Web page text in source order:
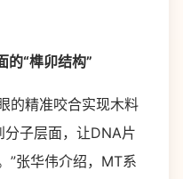
“榫卯结构”
精准咬合实现木料
子层面，让DNA片
”张华伟介绍，MT系